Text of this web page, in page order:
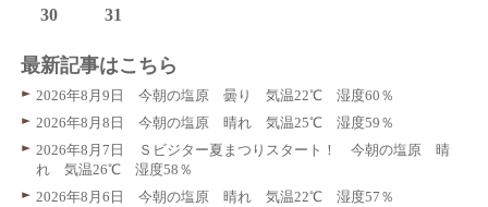
30
31
最新記事はこちら
2026年8月9日 今朝の塩原 曇り 気温22℃ 湿度60％
2026年8月8日 今朝の塩原 晴れ 気温25℃ 湿度59％
2026年8月7日 Ｓビジター夏まつりスタート！ 今朝の塩原 晴
れ 気温26℃ 湿度58％
2026年8月6日 今朝の塩原 晴れ 気温22℃ 湿度57％